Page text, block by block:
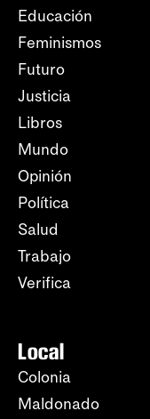
Educación
Feminismos
Futuro
Justicia
Libros
Mundo
Opinión
Política
Salud
Trabajo
Verifica
Local
Colonia
Maldonado